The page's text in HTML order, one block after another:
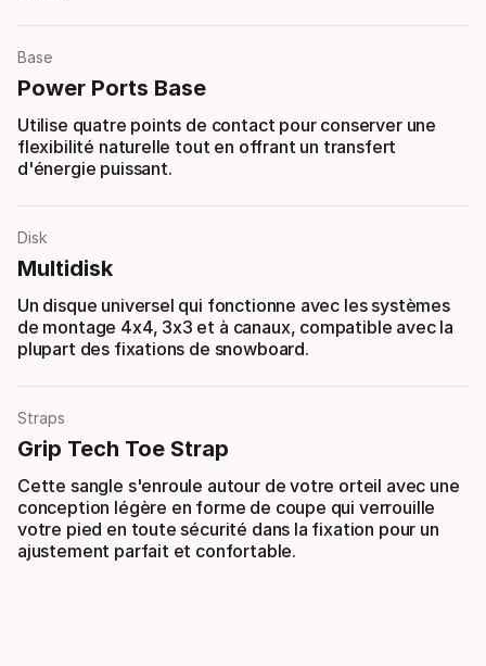
Base
Power Ports Base
Utilise quatre points de contact pour conserver une
flexibilité naturelle tout en offrant un transfert
d'énergie puissant.
Disk
Multidisk
Un disque universel qui fonctionne avec les systèmes
de montage 4x4, 3x3 et à canaux, compatible avec la
plupart des fixations de snowboard.
Straps
Grip Tech Toe Strap
Cette sangle s'enroule autour de votre orteil avec une
conception légère en forme de coupe qui verrouille
votre pied en toute sécurité dans la fixation pour un
ajustement parfait et confortable.